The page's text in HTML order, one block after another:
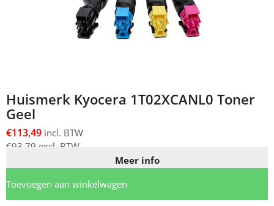
Huismerk Kyocera 1T02XCANL0 Toner
Geel
€113,49 incl. BTW
€93,79 excl. BTW
Meer info
Toevoegen aan winkelwagen